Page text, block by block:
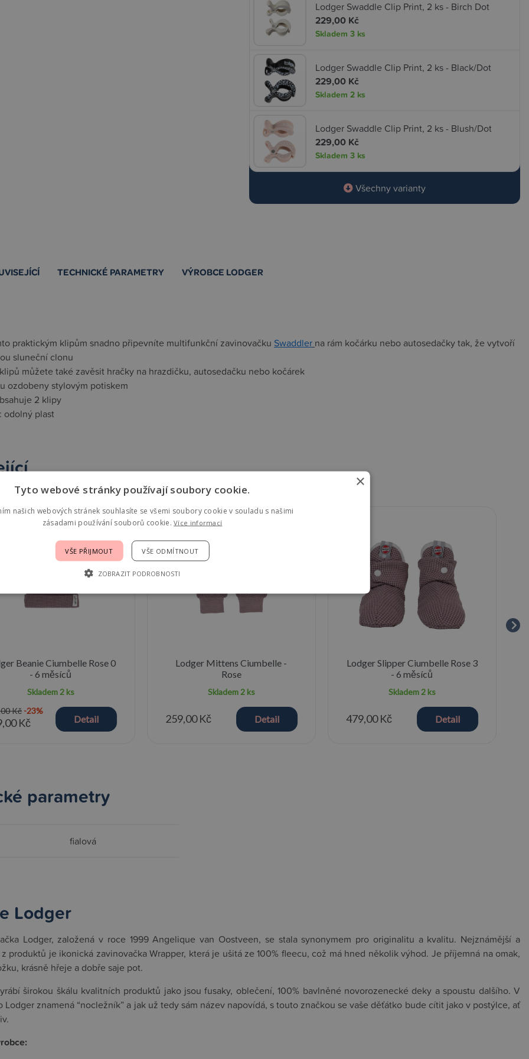
Lodger Swaddle Clip Print, 2 ks - Birch Dot
229,00 Kč
Skladem 3 ks
Lodger Swaddle Clip Print, 2 ks - Black/Dot
229,00 Kč
Skladem 2 ks
Lodger Swaddle Clip Print, 2 ks - Blush/Dot
229,00 Kč
Skladem 3 ks
Všechny varianty
TECHNICKÉ PARAMETRY VÝROBCE LODGER
praktickým klipům snadno připevníte multifunkční zavinovačku Swaddler na rám kočárku nebo autosedačky tak, že vytvoří
sluneční clonu
můžete také zavěsit hračky na hrazdičku, autosedačku nebo kočárek
ozdobeny stylovým potiskem
2 klipy
odolný plast
mode
Beanie Ciumbelle Rose 0
- 6 měsíců
Skladem 2 ks
Kč -23%
Kč Detail
Lodger Mittens Ciumbelle -
Rose
Skladem 2 ks
259,00 Kč Detail
Lodger Slipper Ciumbelle Rose 3
- 6 měsíců
Skladem 2 ks
479,00 Kč Detail
parametry
fialová
Lodger
Lodger, založená v roce 1999 Angelique van Oostveen, se stala synonymem pro originalitu a kvalitu. Nejznámější a
produktů je ikonická zavinovačka Wrapper, která je ušitá ze 100% fleecu, což má hned několik výhod. Je příjemná na omak,
krásně hřeje a dobře saje pot.
širokou škálu kvalitních produktů jako jsou fusaky, oblečení, 100% bavlněné novorozenecké deky a spoustu dalšího. V
Lodger znamená “nocležník” a jak už tedy sám název napovídá, s touto značkou se vaše děťátko bude cítit jako v postýlce, ať
×
Tyto webové stránky používají soubory cookie.
našich webových stránek souhlasíte se všemi soubory cookie v souladu s našimi
zásadami používání souborů cookie.Více informací
VŠE PŘIJMOUT VŠE ODMÍTNOUT
ZOBRAZIT PODROBNOSTI